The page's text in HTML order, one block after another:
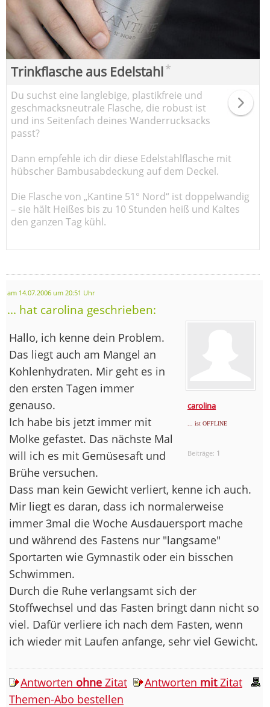
Trinkflasche aus Edelstahl*
Du suchst eine langlebige, plastikfreie und
geschmacksneutrale Flasche, die robust ist
und ins Seitenfach deines Wanderrucksacks
passt?
Dann empfehle ich dir diese Edelstahlflasche mit
hübscher Bambusabdeckung auf dem Deckel.
Die Flasche von „Kantine 51° Nord“ ist doppelwandig
– sie hält Heißes bis zu 10 Stunden heiß und Kaltes
den ganzen Tag kühl.
am 14.07.2006 um 20:51 Uhr
... hat carolina geschrieben:
carolina
... ist OFFLINE
Beiträge: 1
Hallo, ich kenne dein Problem.
Das liegt auch am Mangel an
Kohlenhydraten. Mir geht es in
den ersten Tagen immer
genauso.
Ich habe bis jetzt immer mit
Molke gefastet. Das nächste Mal
will ich es mit Gemüsesaft und
Brühe versuchen.
Dass man kein Gewicht verliert, kenne ich auch.
Mir liegt es daran, dass ich normalerweise
immer 3mal die Woche Ausdauersport mache
und während des Fastens nur "langsame"
Sportarten wie Gymnastik oder ein bisschen
Schwimmen.
Durch die Ruhe verlangsamt sich der
Stoffwechsel und das Fasten bringt dann nicht so
viel. Dafür verliere ich nach dem Fasten, wenn
ich wieder mit Laufen anfange, sehr viel Gewicht.
Antworten ohne Zitat Antworten mitZitat
Themen-Abo bestellen